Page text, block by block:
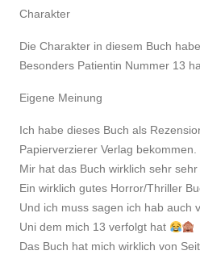
Charakter
Die Charakter in diesem Buch
Besonders Patientin Nummer 13
Eigene Meinung
Ich habe dieses Buch als
Papierverzierer Verlag bekommen.
Mir hat das Buch wirklich sehr
Ein wirklich gutes Horror/Thriller
Und ich muss sagen ich hab auch
Uni dem mich 13 verfolgt hat
Das Buch hat mich wirklich von